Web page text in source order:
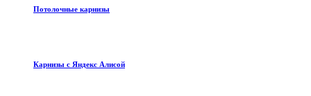
Потолочные карнизы
Карнизы с Яндекс Алисой